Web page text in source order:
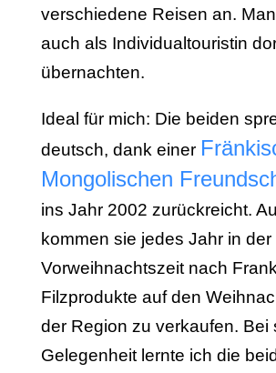
verschiedene Reisen an.
auch als Individualtouristin
übernachten.
Ideal für mich: Die beiden
deutsch, dank einer
Mongolischen
ins Jahr 2002 zurückreicht.
kommen sie jedes Jahr in der
Vorweihnachtszeit nach
Filzprodukte auf den
der Region zu verkaufen. Bei
Gelegenheit lernte ich die